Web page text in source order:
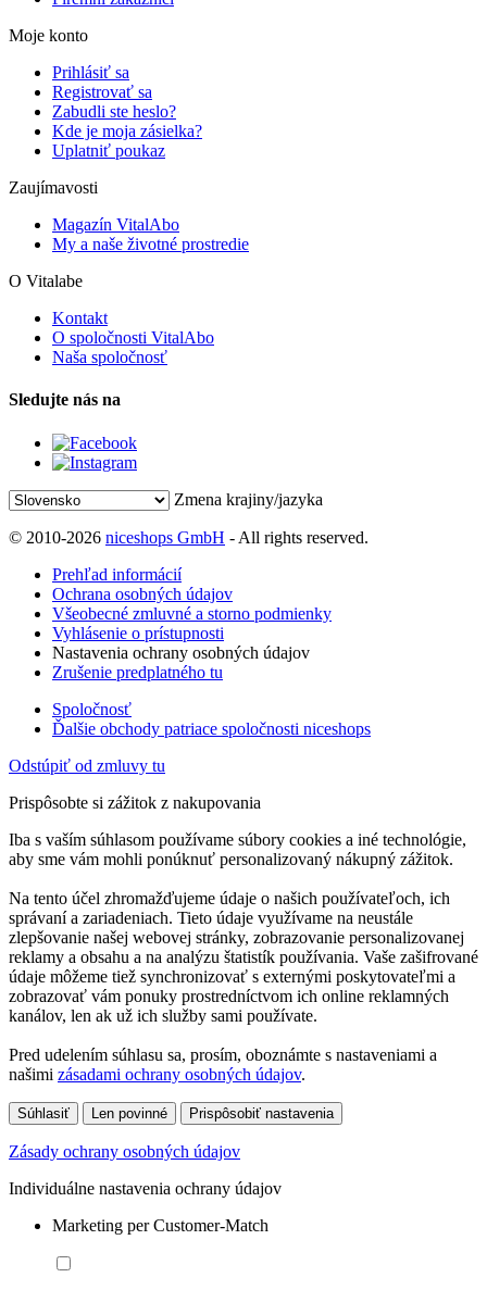
Moje konto
Prihlásiť sa
Registrovať sa
Zabudli ste heslo?
Kde je moja zásielka?
Uplatniť poukaz
Zaujímavosti
Magazín VitalAbo
My a naše životné prostredie
O Vitalabe
Kontakt
O spoločnosti VitalAbo
Naša spoločnosť
Sledujte nás na
Zmena krajiny/jazyka
© 2010-2026 niceshops GmbH - All rights reserved.
Prehľad informácií
Ochrana osobných údajov
Všeobecné zmluvné a storno podmienky
Vyhlásenie o prístupnosti
Nastavenia ochrany osobných údajov
Zrušenie predplatného tu
Spoločnosť
Ďalšie obchody patriace spoločnosti niceshops
Odstúpiť od zmluvy tu
Prispôsobte si zážitok z nakupovania
Iba s vaším súhlasom používame súbory cookies a iné technológie,
aby sme vám mohli ponúknuť personalizovaný nákupný zážitok.
Na tento účel zhromažďujeme údaje o našich používateľoch, ich
správaní a zariadeniach. Tieto údaje využívame na neustále
zlepšovanie našej webovej stránky, zobrazovanie personalizovanej
reklamy a obsahu a na analýzu štatistík používania. Vaše zašifrované
údaje môžeme tiež synchronizovať s externými poskytovateľmi a
zobrazovať vám ponuky prostredníctvom ich online reklamných
kanálov, len ak už ich služby sami používate.
Pred udelením súhlasu sa, prosím, oboznámte s nastaveniami a
našimi zásadami ochrany osobných údajov.
Súhlasiť Len povinné Prispôsobiť nastavenia
Zásady ochrany osobných údajov
Individuálne nastavenia ochrany údajov
Marketing per Customer-Match